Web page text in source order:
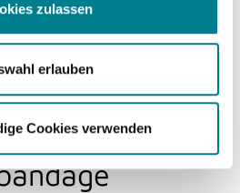
zulassen
erlauben
Cookies verwenden
Klinike...